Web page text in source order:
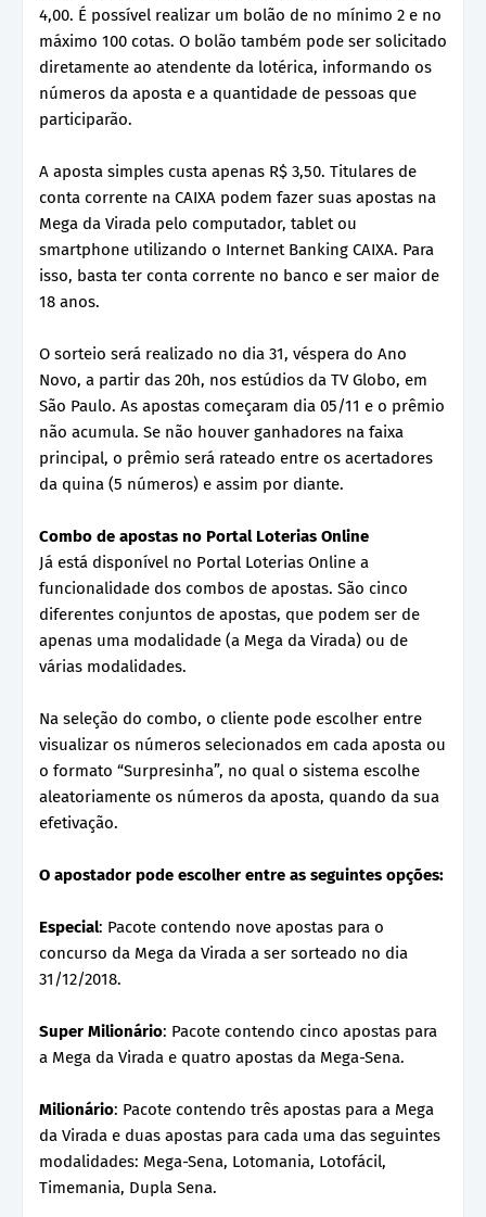
4,00. É possível realizar um bolão de no mínimo 2 e no
máximo 100 cotas. O bolão também pode ser solicitado
diretamente ao atendente da lotérica, informando os
números da aposta e a quantidade de pessoas que
participarão.
A aposta simples custa apenas R$ 3,50. Titulares de
conta corrente na CAIXA podem fazer suas apostas na
Mega da Virada pelo computador, tablet ou
smartphone utilizando o Internet Banking CAIXA. Para
isso, basta ter conta corrente no banco e ser maior de
18 anos.
O sorteio será realizado no dia 31, véspera do Ano
Novo, a partir das 20h, nos estúdios da TV Globo, em
São Paulo. As apostas começaram dia 05/11 e o prêmio
não acumula. Se não houver ganhadores na faixa
principal, o prêmio será rateado entre os acertadores
da quina (5 números) e assim por diante.
Combo de apostas no Portal Loterias Online
Já está disponível no Portal Loterias Online a
funcionalidade dos combos de apostas. São cinco
diferentes conjuntos de apostas, que podem ser de
apenas uma modalidade (a Mega da Virada) ou de
várias modalidades.
Na seleção do combo, o cliente pode escolher entre
visualizar os números selecionados em cada aposta ou
o formato “Surpresinha”, no qual o sistema escolhe
aleatoriamente os números da aposta, quando da sua
efetivação.
O apostador pode escolher entre as seguintes opções:
Especial: Pacote contendo nove apostas para o
concurso da Mega da Virada a ser sorteado no dia
31/12/2018.
Super Milionário: Pacote contendo cinco apostas para
a Mega da Virada e quatro apostas da Mega-Sena.
Milionário: Pacote contendo três apostas para a Mega
da Virada e duas apostas para cada uma das seguintes
modalidades: Mega-Sena, Lotomania, Lotofácil,
Timemania, Dupla Sena.